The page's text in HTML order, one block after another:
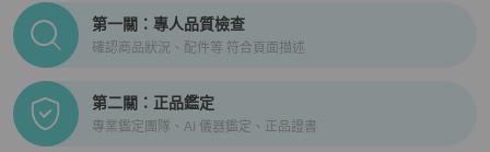
PopChill拍拍圈正品驗證、安心購檢驗流程介紹
第一關：專人品質檢查
確認商品狀況、配件等 符合頁面描述
第二關：正品鑑定
專業鑑定團隊、AI 儀器鑑定、正品證書